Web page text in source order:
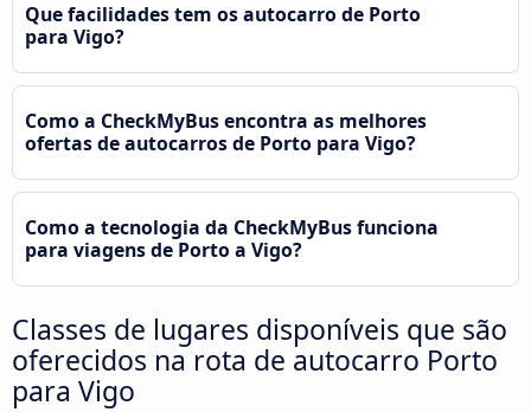
Que facilidades tem os autocarro de Porto
para Vigo?
Como a CheckMyBus encontra as melhores
ofertas de autocarros de Porto para Vigo?
Como a tecnologia da CheckMyBus funciona
para viagens de Porto a Vigo?
Classes de lugares disponíveis que são
oferecidos na rota de autocarro Porto
para Vigo